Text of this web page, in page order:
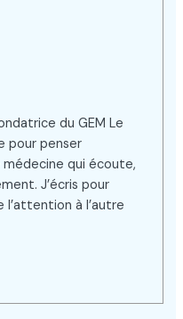
du GEM Le
pour penser
qui écoute,
J’écris pour
à l’autre